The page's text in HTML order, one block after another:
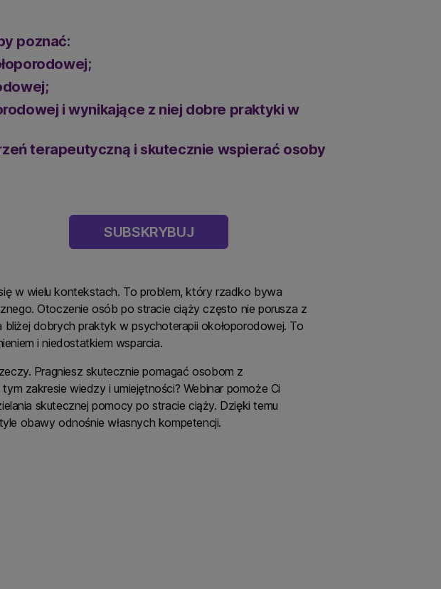
poznać:
i wynikające z niej dobre praktyki w
terapeutyczną i skutecznie wspierać osoby
SUBSKRYBUJ
w wielu kontekstach. To problem, który rzadko bywa
Otoczenie osób po stracie ciąży często nie porusza z
bliżej dobrych praktyk w psychoterapii okołoporodowej. To
i niedostatkiem wsparcia.
Pragniesz skutecznie pomagać osobom z
zakresie wiedzy i umiejętności? Webinar pomoże Ci
skutecznej pomocy po stracie ciąży. Dzięki temu
obawy odnośnie własnych kompetencji.